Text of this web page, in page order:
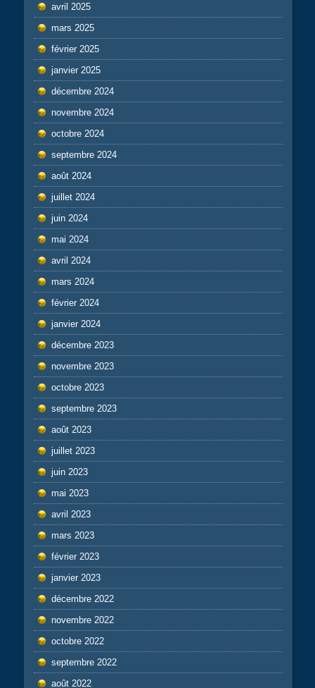
avril 2025
mars 2025
février 2025
janvier 2025
décembre 2024
novembre 2024
octobre 2024
septembre 2024
août 2024
juillet 2024
juin 2024
mai 2024
avril 2024
mars 2024
février 2024
janvier 2024
décembre 2023
novembre 2023
octobre 2023
septembre 2023
août 2023
juillet 2023
juin 2023
mai 2023
avril 2023
mars 2023
février 2023
janvier 2023
décembre 2022
novembre 2022
octobre 2022
septembre 2022
août 2022